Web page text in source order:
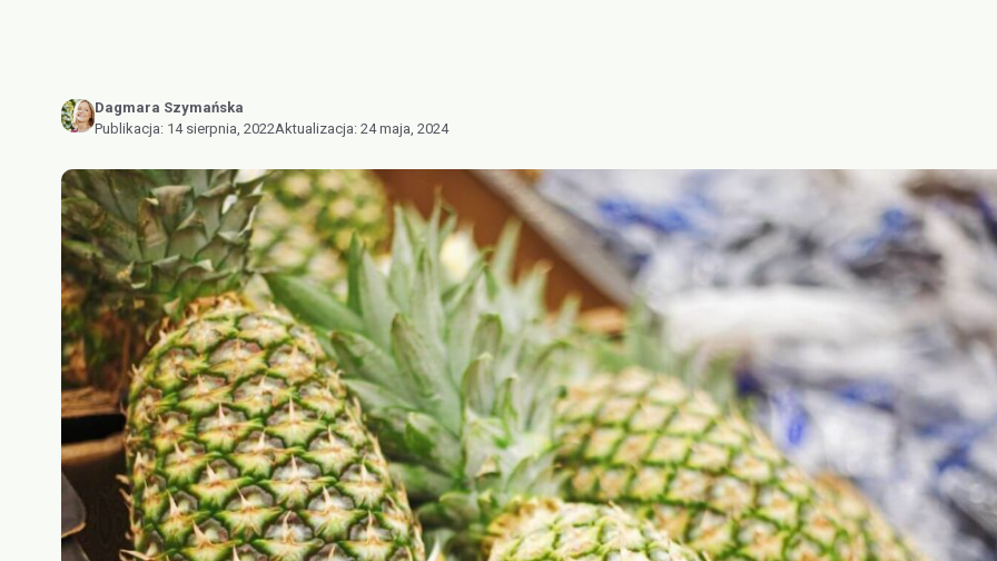
Dagmara Szymańska
Publikacja: 14 sierpnia, 2022Aktualizacja: 24 maja, 2024